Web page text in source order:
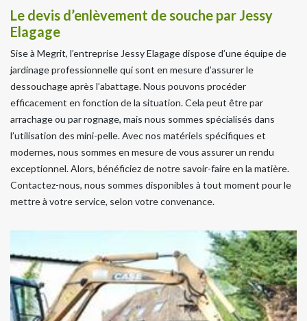
Le devis d’enlèvement de souche par Jessy
Elagage
Sise à Megrit, l’entreprise Jessy Elagage dispose d’une équipe de
jardinage professionnelle qui sont en mesure d’assurer le
dessouchage après l’abattage. Nous pouvons procéder
efficacement en fonction de la situation. Cela peut être par
arrachage ou par rognage, mais nous sommes spécialisés dans
l’utilisation des mini-pelle. Avec nos matériels spécifiques et
modernes, nous sommes en mesure de vous assurer un rendu
exceptionnel. Alors, bénéficiez de notre savoir-faire en la matière.
Contactez-nous, nous sommes disponibles à tout moment pour le
mettre à votre service, selon votre convenance.